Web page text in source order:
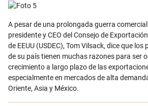
A pesar de una prolongada guerra
presidente y CEO del Consejo de
de EEUU (USDEC), Tom Vilsack, dice que
de su país tienen muchas razones para ser
crecimiento a largo plazo de las
especialmente en mercados de alta
Oriente, Asia y México.